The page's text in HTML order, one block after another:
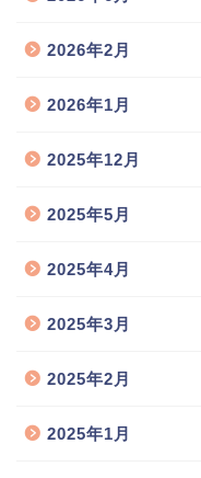
2026年2月
2026年1月
2025年12月
2025年5月
2025年4月
2025年3月
2025年2月
2025年1月